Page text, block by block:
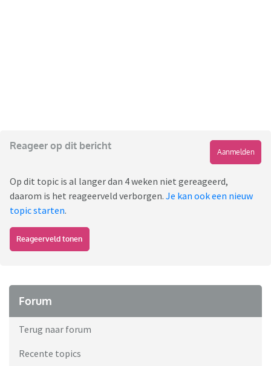
Reageer op dit bericht
Aanmelden
Op dit topic is al langer dan 4 weken niet gereageerd,
daarom is het reageerveld verborgen. Je kan ook een nieuw
topic starten.
Reageerveld tonen
Forum
Terug naar forum
Recente topics